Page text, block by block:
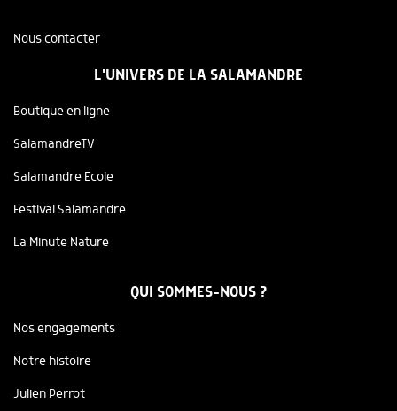
Nous contacter
L'UNIVERS DE LA SALAMANDRE
Boutique en ligne
SalamandreTV
Salamandre Ecole
Festival Salamandre
La Minute Nature
QUI SOMMES-NOUS ?
Nos engagements
Notre histoire
Julien Perrot